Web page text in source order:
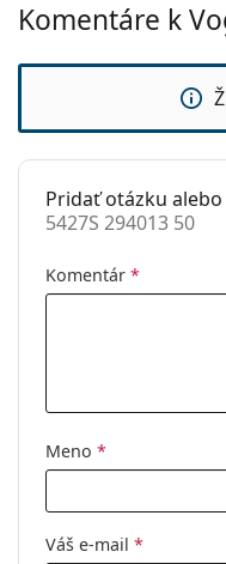
Kategória:
Značka:
Kód:
dioptrickými
Komentáre k
Pridať otázku
5427S 294013 50
Komentár *
Meno *
Váš e-mail *